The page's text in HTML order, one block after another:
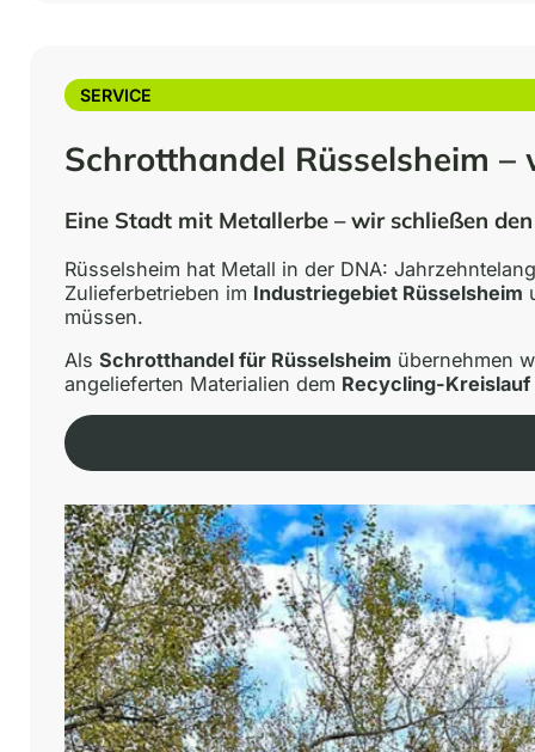
SERVICE
Schrotthandel Rüsselsheim
Eine Stadt mit Metallerbe – wir schließen
Rüsselsheim hat Metall in der DNA:
Zulieferbetrieben im Industriegebiet Rüsselsheim
müssen.
Als Schrotthandel für Rüsselsheim übernehmen
angelieferten Materialien dem Recycling-Kreislauf